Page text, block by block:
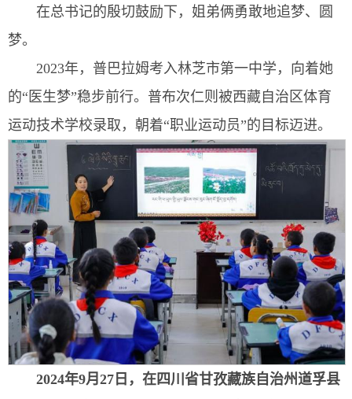
在总书记的殷切鼓励下，姐弟俩勇敢地追梦、圆
梦。
2023年，普巴拉姆考入林芝市第一中学，向着她
的“医生梦”稳步前行。普布次仁则被西藏自治区体育
运动技术学校录取，朝着“职业运动员”的目标迈进。
2024年9月27日，在四川省甘孜藏族自治州道孚县